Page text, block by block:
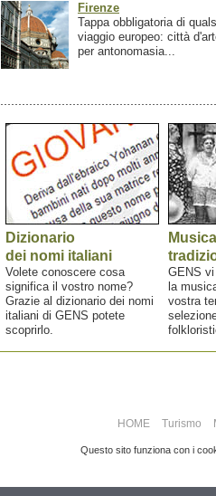
Firenze
Tappa obbligatoria di
viaggio europeo: città
per antonomasia...
Dizionario
dei nomi italiani
Volete conoscere cosa
significa il vostro nome?
Grazie al dizionario dei nomi
italiani di GENS potete
scoprirlo.
Musica
GENS
la
vostra
HOME Turismo
Questo sito funziona con i